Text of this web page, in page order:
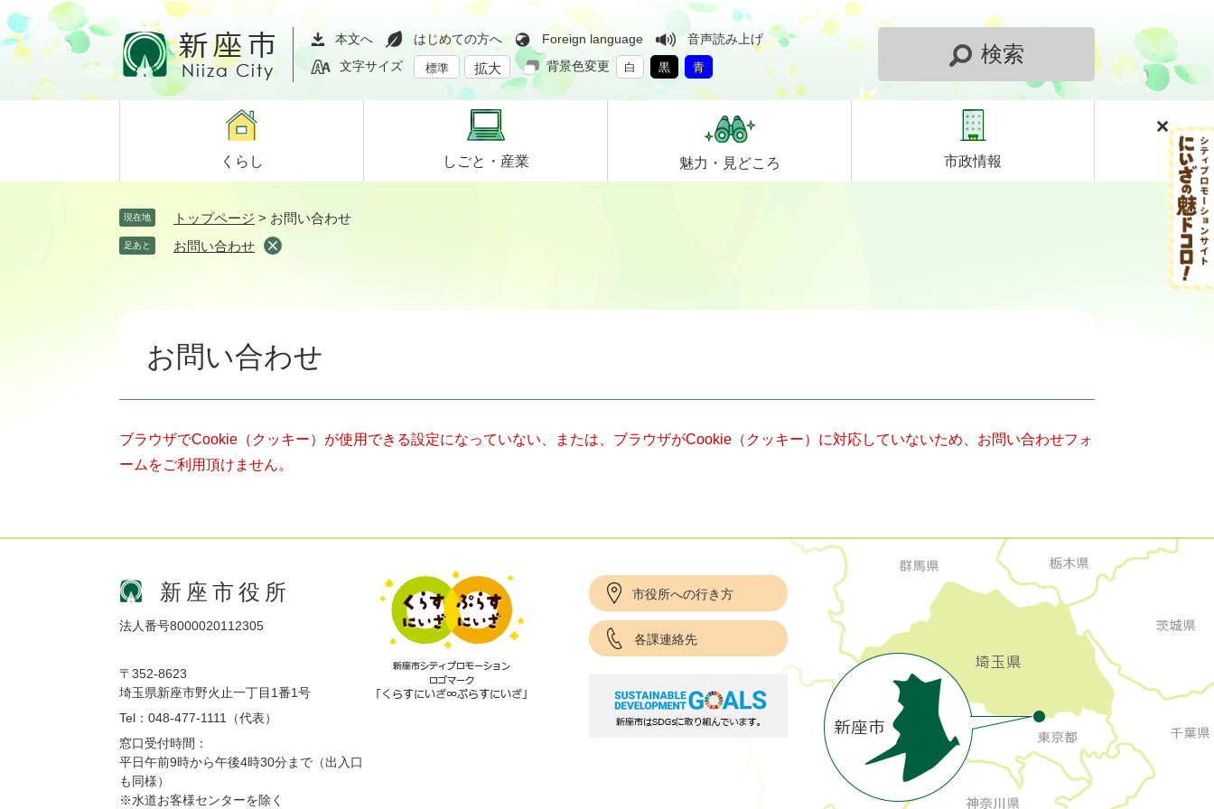
ペ
ー
ジ
メ
ニ
ュ
て
本文へ はじめての方へ Foreign language
音声読み上げ
文字サイズ
標準 拡大 背景色変更 白 黒 青
検索
くらし しごと・ 産業 魅力・ 見どころ 市政情報
現在地 トップページ > お問い合わせ
足あと お問い合わせ
お問い合わせ
ブラウザでCookie（クッキー）が使用できる設定になっていない、または、ブラウザがCookie（クッキー）に対応していないため、お問い合わせフォ
ームをご利用頂けません。
新座市役所
法人番号8000020112305
〒352-8623
埼玉県新座市野火止一丁目1番1号
Tel：048-477-1111（代表）
窓口受付時間：
平日午前9時から午後4時30分まで（出入口
も同様）
※水道お客様センターを除く
市役所への行き方
各課連絡先